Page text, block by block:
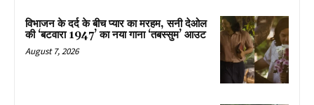
विभाजन के दर्द के बीच प्यार का मरहम, सनी देओल
की ‘बटवारा 1947’ का नया गाना ‘तबस्सुम’ आउट
August 7, 2026